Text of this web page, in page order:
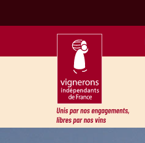
Unis par nos